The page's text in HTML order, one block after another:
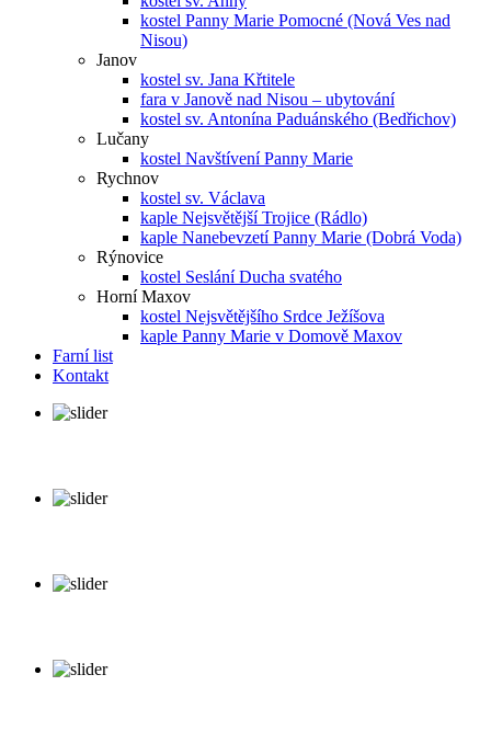
kostel Panny Marie Pomocné (Nová Ves nad
Nisou)
Janov
kostel sv. Jana Křtitele
fara v Janově nad Nisou – ubytování
kostel sv. Antonína Paduánského (Bedřichov)
Lučany
kostel Navštívení Panny Marie
Rychnov
kostel sv. Václava
kaple Nejsvětější Trojice (Rádlo)
kaple Nanebevzetí Panny Marie (Dobrá Voda)
Rýnovice
kostel Seslání Ducha svatého
Horní Maxov
kostel Nejsvětějšího Srdce Ježíšova
kaple Panny Marie v Domově Maxov
Farní list
Kontakt